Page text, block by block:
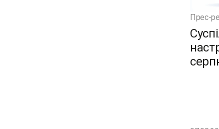
Прес-